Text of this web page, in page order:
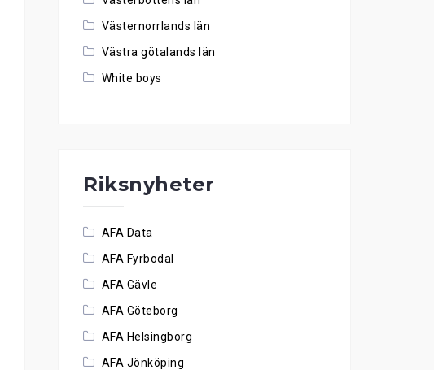
Västernorrlands län
Västra götalands län
White boys
Riksnyheter
AFA Data
AFA Fyrbodal
AFA Gävle
AFA Göteborg
AFA Helsingborg
AFA Jönköping